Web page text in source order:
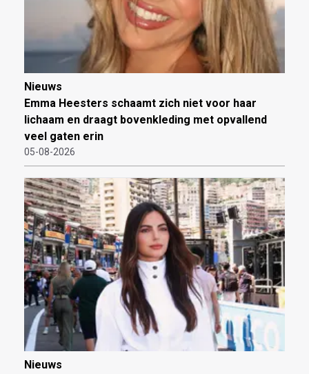
Nieuws
Emma Heesters schaamt zich niet voor haar
lichaam en draagt bovenkleding met opvallend
veel gaten erin
05-08-2026
Nieuws